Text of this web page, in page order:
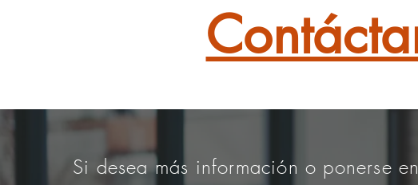
Si desea más información o ponerse